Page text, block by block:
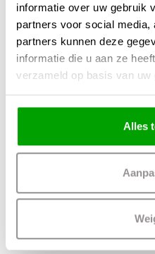
informatie over uw gebruik
partners voor social
partners kunnen deze
informatie die u aan ze
verzameld op basis van
Alles
Spot Maxi Rebel
GU10 Wit Ø 9.5cm
Rond